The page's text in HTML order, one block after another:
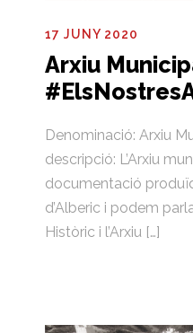
17 JUNY 2020
Arxiu
Denominació: Arxiu
descripció: L’Arxiu
documentació
d’Alberic i podem
Històric i l’Arxiu […]